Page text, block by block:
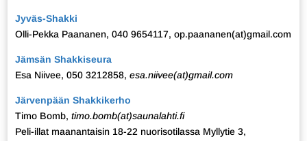
Jyväs-Shakki
Olli-Pekka Paananen, 040 9654117, op.paananen(at)gmail.com
Jämsän Shakkiseura
Esa Niivee, 050 3212858, esa.niivee(at)gmail.com
Järvenpään Shakkikerho
Timo Bomb, timo.bomb(at)saunalahti.fi
Peli-illat maanantaisin 18-22 nuorisotilassa Myllytie 3,